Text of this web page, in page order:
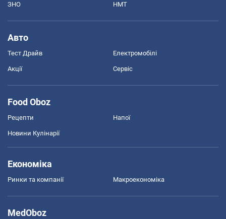
ЗНО НМТ
Авто
Тест Драйв Електромобілі
Акції Сервіс
Food Oboz
Рецепти Напої
Новини Кулінарії
Економіка
Ринки та компанії Макроекономіка
MedOboz